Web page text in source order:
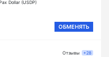
Dollar (USDP)
ОБМЕНЯТЬ
Отзывы +28